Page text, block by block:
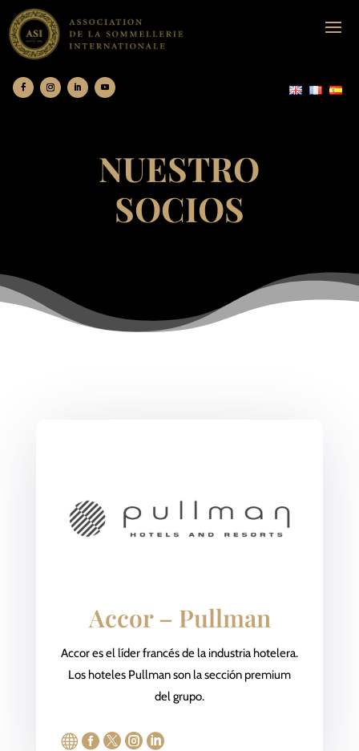
NUESTRO
SOCIOS
Accor – Pullman
Accor es el líder francés de la industria hotelera.
Los hoteles Pullman son la sección premium
del grupo.
    